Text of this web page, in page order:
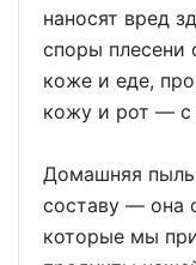
наносят вред
споры плесени
коже и еде,
кожу и рот — с
Домашняя
составу — она
которые мы